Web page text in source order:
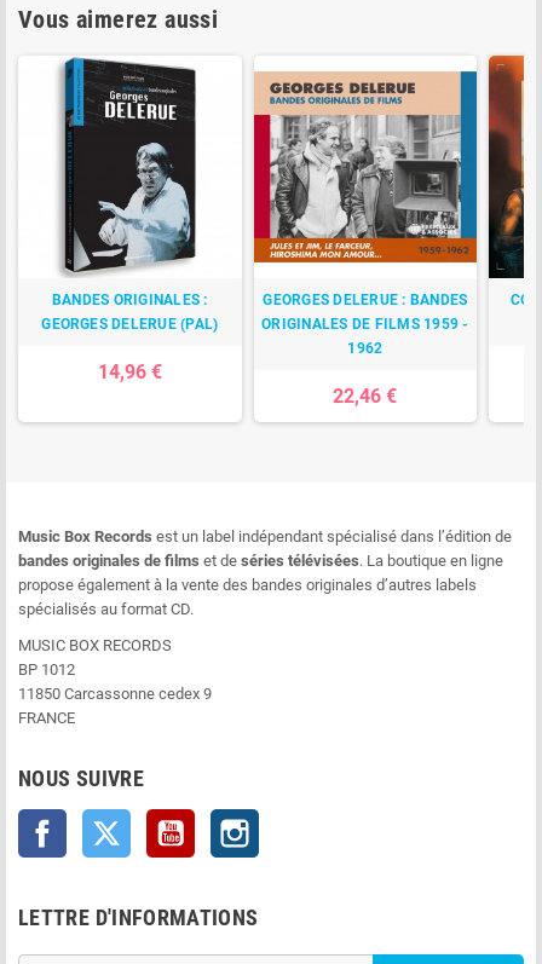
Vous aimerez aussi
BANDES ORIGINALES :
GEORGES DELERUE (PAL)
14,96 €
GEORGES DELERUE : BANDES
ORIGINALES DE FILMS 1959 -
1962
22,46 €
Music Box Records est un label indépendant spécialisé dans l’édition de
bandes originales de films et de séries télévisées. La boutique en ligne
propose également à la vente des bandes originales d’autres labels
spécialisés au format CD.
MUSIC BOX RECORDS
BP 1012
11850 Carcassonne cedex 9
FRANCE
NOUS SUIVRE
Facebook Twitter YouTube
LETTRE D'INFORMATIONS